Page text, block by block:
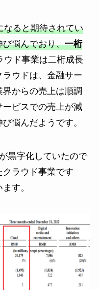
なると期待されてい
悩んでおり、一桁
ウド事業は二桁成長
ウドは、金融サー
からの売上は順調
ビスでの売上が減
悩んだようです。
黒字化していたので
ラウド事業です
す。